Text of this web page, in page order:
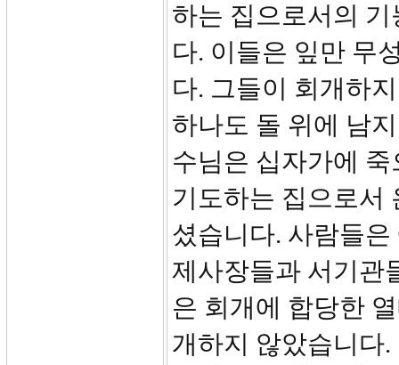
하는 집으로서의
다. 이들은 잎만 무
다. 그들이 회개하
하나도 돌 위에 남
수님은 십자가에
기도하는 집으로서
셨습니다. 사람들
제사장들과 서기관
은 회개에 합당한
개하지 않았습니다